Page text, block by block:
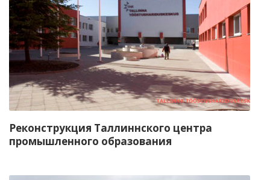
Реконструкция Таллиннского центра
промышленного образования